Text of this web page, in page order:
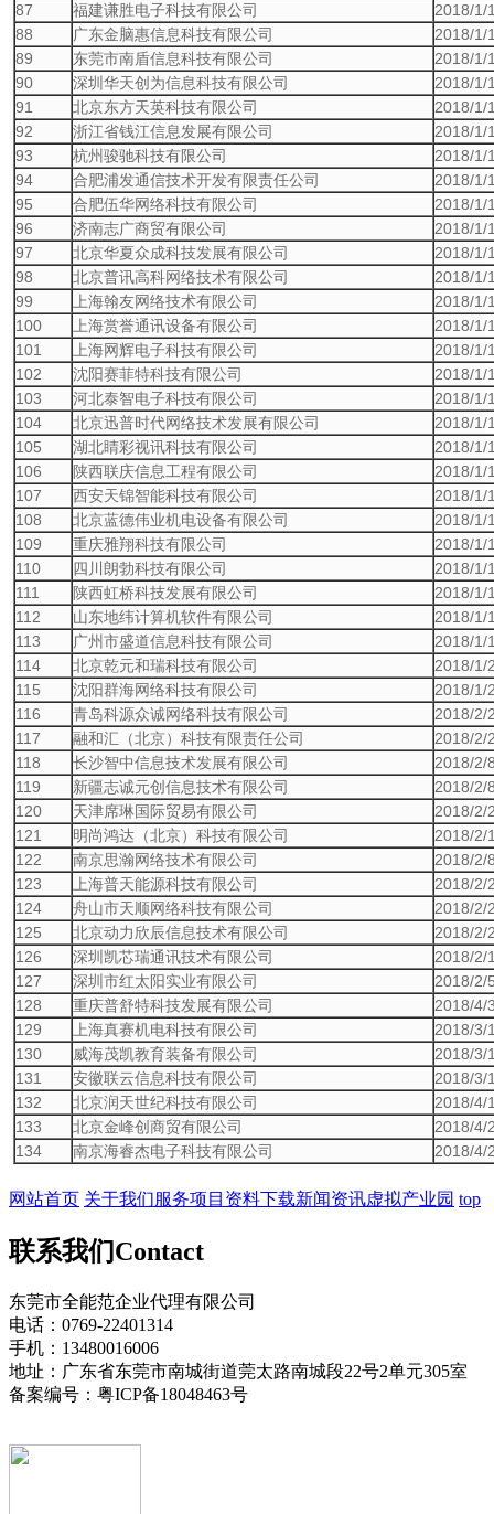
87
福建谦胜电子科技有限公司
2018/1/
88
广东金脑惠信息科技有限公司
2018/1/
89
东莞市南盾信息科技有限公司
2018/1/
90
深圳华天创为信息科技有限公司
2018/1/
91
北京东方天英科技有限公司
2018/1/
92
浙江省钱江信息发展有限公司
2018/1/
93
杭州骏驰科技有限公司
2018/1/
94
合肥浦发通信技术开发有限责任公司
2018/1/
95
合肥伍华网络科技有限公司
2018/1/
96
济南志广商贸有限公司
2018/1/
97
北京华夏众成科技发展有限公司
2018/1/
98
北京普讯高科网络技术有限公司
2018/1/
99
上海翰友网络技术有限公司
2018/1/
100
上海赏誉通讯设备有限公司
2018/1/
101
上海网辉电子科技有限公司
2018/1/
102
沈阳赛菲特科技有限公司
2018/1/
103
河北泰智电子科技有限公司
2018/1/
104
北京迅普时代网络技术发展有限公司
2018/1/
105
湖北睛彩视讯科技有限公司
2018/1/
106
陕西联庆信息工程有限公司
2018/1/
107
西安天锦智能科技有限公司
2018/1/
108
北京蓝德伟业机电设备有限公司
2018/1/
109
重庆雅翔科技有限公司
2018/1/
110
四川朗勃科技有限公司
2018/1/
111
陕西虹桥科技发展有限公司
2018/1/
112
山东地纬计算机软件有限公司
2018/1/
113
广州市盛道信息科技有限公司
2018/1/
114
北京乾元和瑞科技有限公司
2018/1/
115
沈阳群海网络科技有限公司
2018/1/
116
青岛科源众诚网络科技有限公司
2018/2/
117
融和汇（北京）科技有限责任公司
2018/2/
118
长沙智中信息技术发展有限公司
2018/2/
119
新疆志诚元创信息技术有限公司
2018/2/
120
天津席琳国际贸易有限公司
2018/2/
121
明尚鸿达（北京）科技有限公司
2018/2/
122
南京思瀚网络技术有限公司
2018/2/
123
上海普天能源科技有限公司
2018/2/
124
舟山市天顺网络科技有限公司
2018/2/
125
北京动力欣辰信息技术有限公司
2018/2/
126
深圳凯芯瑞通讯技术有限公司
2018/2/
127
深圳市红太阳实业有限公司
2018/2/
128
重庆普舒特科技发展有限公司
2018/4/
129
上海真赛机电科技有限公司
2018/3/
130
威海茂凯教育装备有限公司
2018/3/
131
安徽联云信息科技有限公司
2018/3/
132
北京润天世纪科技有限公司
2018/4/
133
北京金峰创商贸有限公司
2018/4/
134
南京海睿杰电子科技有限公司 2018/4/
网站首页 关于我们服务项目 资料下载新闻资讯虚拟产业园 top
联系我们Contact
东莞市全能范企业代理有限公司
电话：0769-22401314
手机：13480016006
地址：广东省东莞市南城街道莞太路南城段22号2单元305室
备案编号：粤ICP备18048463号